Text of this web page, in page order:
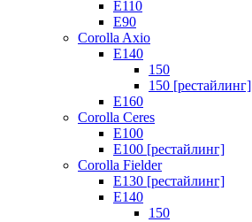
E110
E90
Corolla Axio
E140
150
150 [рестайлинг]
E160
Corolla Ceres
E100
E100 [рестайлинг]
Corolla Fielder
E130 [рестайлинг]
E140
150